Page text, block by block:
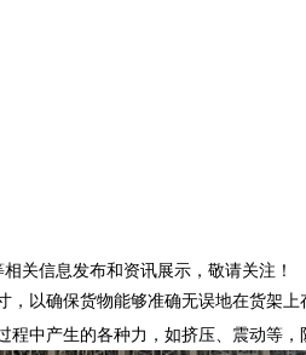
关信息发布和资讯展示，敬请关注！
以确保货物能够准确无误地在货架
中产生的各种力，如挤压、震动等